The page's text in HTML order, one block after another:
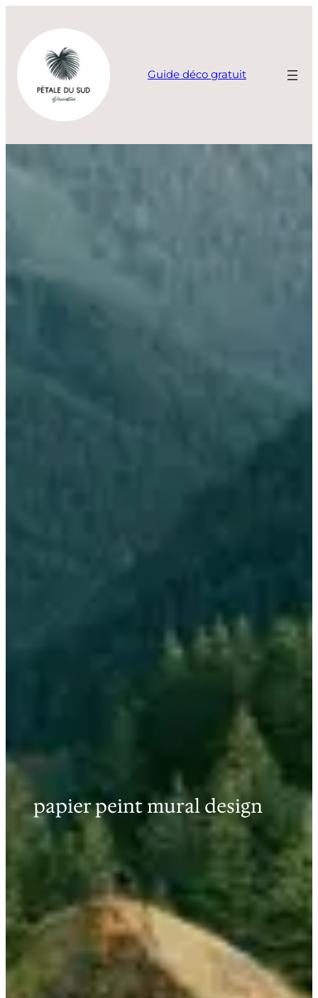
contenu
Guide déco gratuit
papier peint mural design